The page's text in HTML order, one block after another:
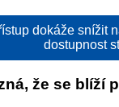
dokáže snížit
dostupnost
že se blíží